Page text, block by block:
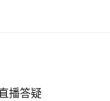
播答疑